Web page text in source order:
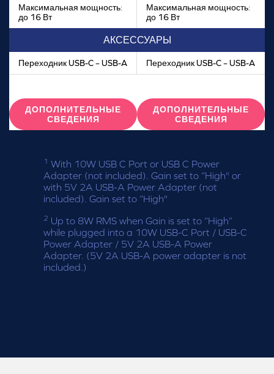
Максимальная мощность:
до 16 Вт
Максимальная мощность:
до 16 Вт
АКСЕССУАРЫ
Переходник USB-C – USB-A Переходник USB-C – USB-A
ДОПОЛНИТЕЛЬНЫЕ
СВЕДЕНИЯ
ДОПОЛНИТЕЛЬНЫЕ
СВЕДЕНИЯ
1 With 10W USB C Port or USB C Power
Adapter (not included). Gain set to “High" or
with 5V 2A USB-A Power Adapter (not
included). Gain set to “High"
2 Up to 8W RMS when Gain is set to “High”
while plugged into a 10W USB-C Port / USB-C
Power Adapter / 5V 2A USB-A Power
Adapter. (5V 2A USB-A power adapter is not
included.)